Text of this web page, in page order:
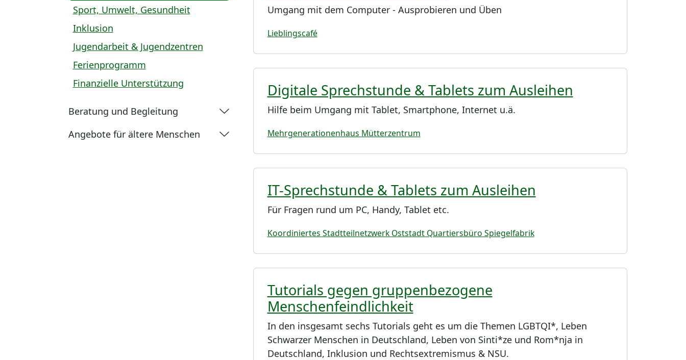
Sport, Umwelt, Gesundheit
Inklusion
Jugendarbeit & Jugendzentren
Ferienprogramm
Finanzielle Unterstützung
Beratung und Begleitung
Angebote für ältere Menschen
Umgang mit dem Computer - Ausprobieren und Üben
Lieblingscafé
Digitale Sprechstunde & Tablets zum Ausleihen
Hilfe beim Umgang mit Tablet, Smartphone, Internet u.ä.
Mehrgenerationenhaus Mütterzentrum
IT-Sprechstunde & Tablets zum Ausleihen
Für Fragen rund um PC, Handy, Tablet etc.
Koordiniertes Stadtteilnetzwerk Oststadt Quartiersbüro Spiegelfabrik
Tutorials gegen gruppenbezogene
Menschenfeindlichkeit
In den insgesamt sechs Tutorials geht es um die Themen LGBTQI*, Leben
Schwarzer Menschen in Deutschland, Leben von Sinti*ze und Rom*nja in
Deutschland, Inklusion und Rechtsextremismus & NSU.